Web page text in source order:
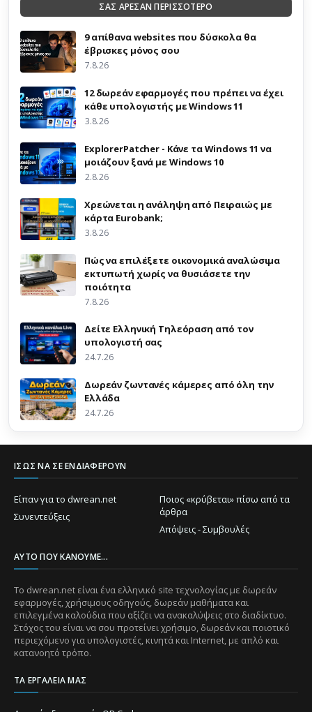
ΣΑΣ ΑΡΕΣΑΝ ΠΕΡΙΣΣΟΤΕΡΟ
9 απίθανα websites που δύσκολα θα
έβρισκες μόνος σου
7.8.26
12 δωρεάν εφαρμογές που πρέπει να έχει
κάθε υπολογιστής με Windows 11
3.8.26
ExplorerPatcher - Κάνε τα Windows 11 να
μοιάζουν ξανά με Windows 10
2.8.26
Χρεώνεται η ανάληψη από Πειραιώς με
κάρτα Eurobank;
3.8.26
Πώς να επιλέξετε οικονομικά αναλώσιμα
εκτυπωτή χωρίς να θυσιάσετε την
ποιότητα
7.8.26
Δείτε Ελληνική Τηλεόραση από τον
υπολογιστή σας
24.7.26
Δωρεάν ζωντανές κάμερες από όλη την
Ελλάδα
24.7.26
ΊΣΩΣ ΝΑ ΣΕ ΕΝΔΙΑΦΈΡΟΥΝ
Είπαν για το dwrean.net
Ποιος «κρύβεται» πίσω από τα
άρθρα
Συνεντεύξεις
Απόψεις - Συμβουλές
ΑΥΤΌ ΠΟΥ ΚΆΝΟΥΜΕ...
Το dwrean.net είναι ένα ελληνικό site τεχνολογίας με δωρεάν
εφαρμογές, χρήσιμους οδηγούς, δωρεάν μαθήματα και
επιλεγμένα καλούδια που αξίζει να ανακαλύψεις στο διαδίκτυο.
Στόχος του είναι να σου προτείνει χρήσιμο, δωρεάν και ποιοτικό
περιεχόμενο για υπολογιστές, κινητά και Internet, με απλό και
κατανοητό τρόπο.
ΤΑ ΕΡΓΑΛΕΊΑ ΜΑΣ